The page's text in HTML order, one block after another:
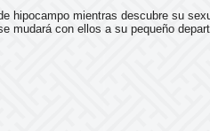
hipocampo mientras descubre su
mudará con ellos a su pequeño